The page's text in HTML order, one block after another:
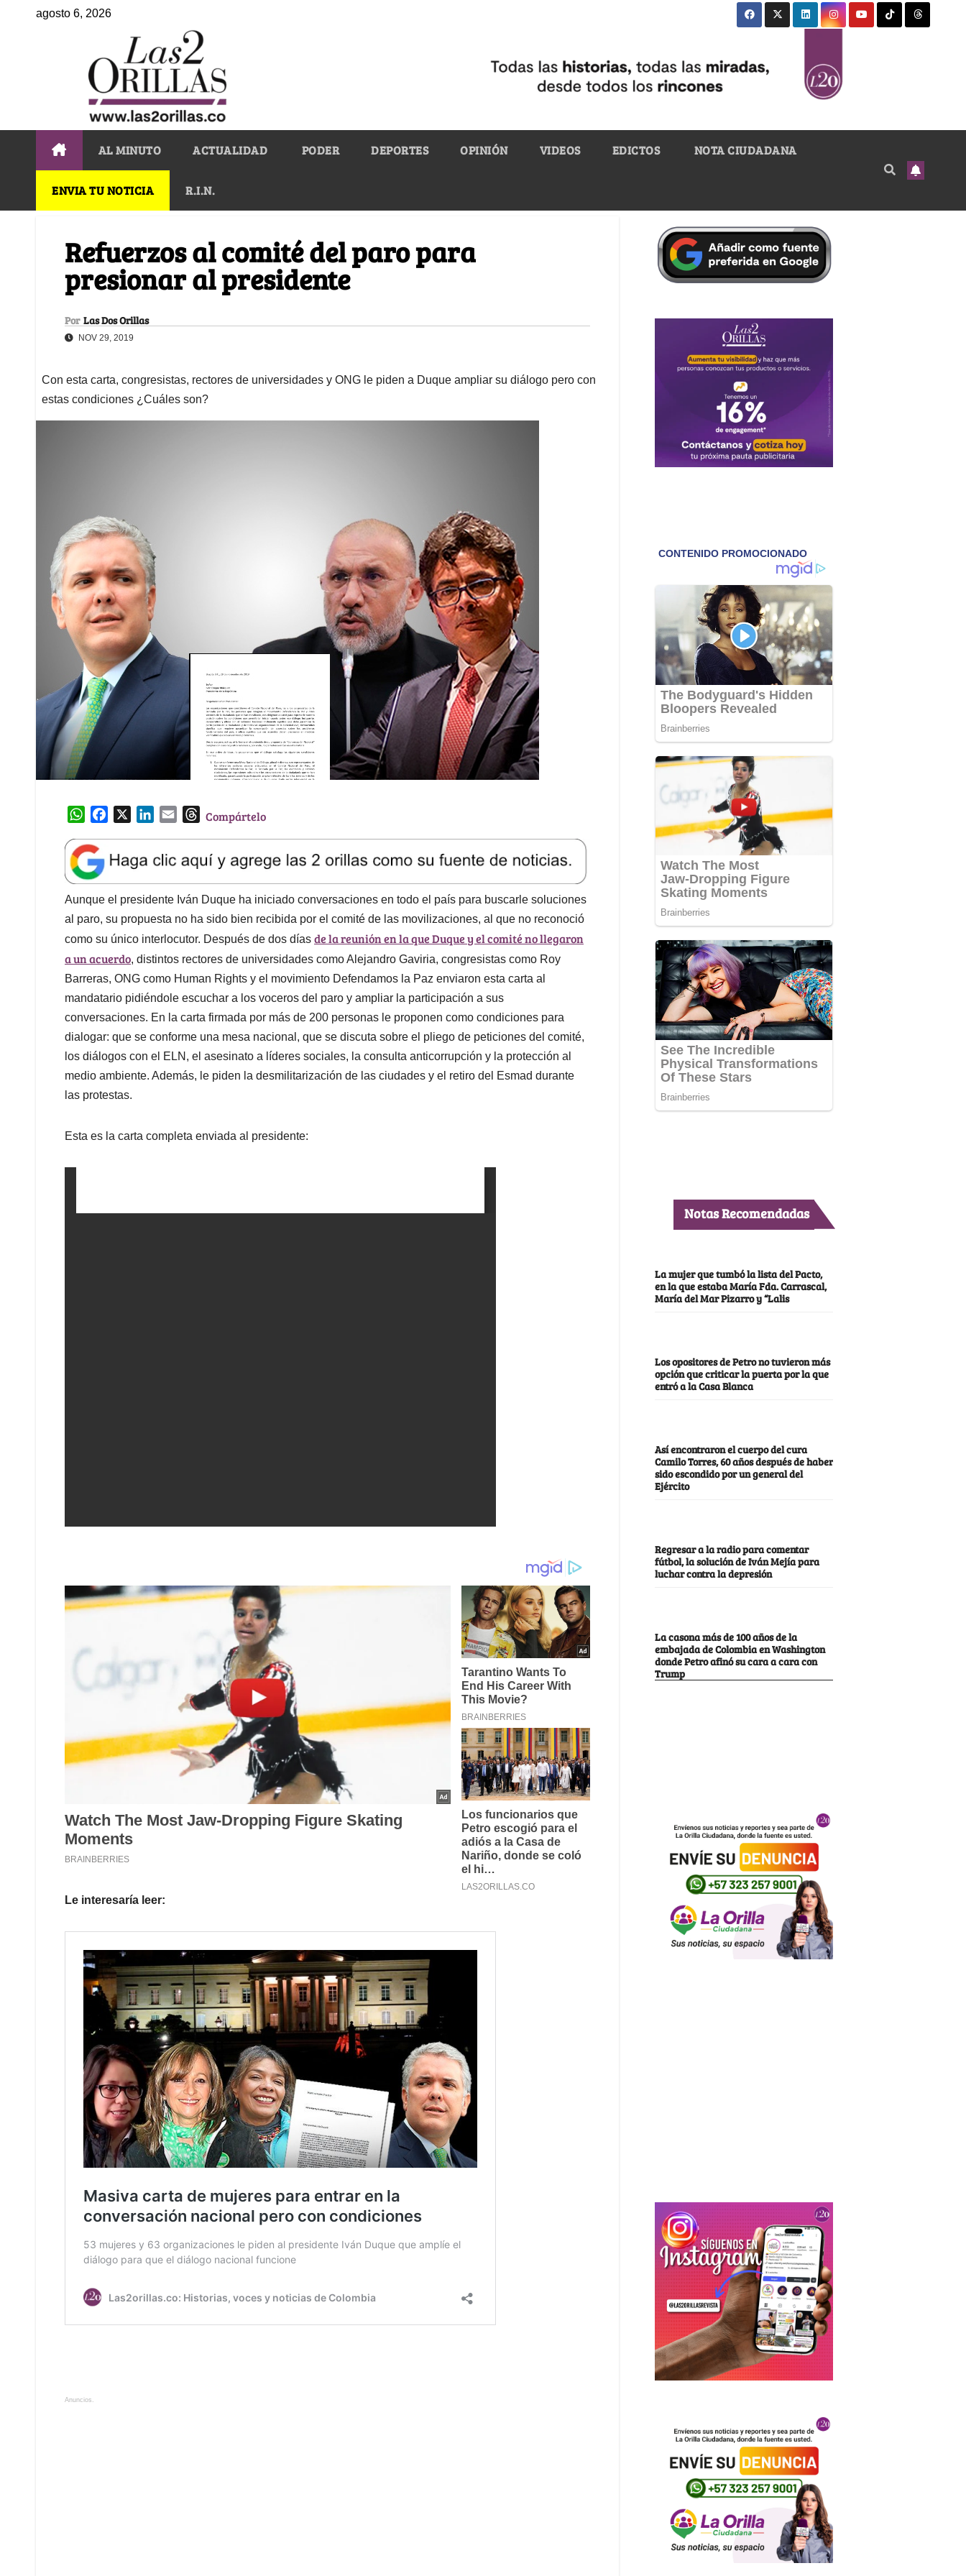
agosto 6, 2026
AL MINUTO ACTUALIDAD PODER DEPORTES OPINIÓN VIDEOS EDICTOS NOTA CIUDADANA
ENVIA TU NOTICIA R.I.N.
Refuerzos al comité del paro para
presionar al presidente
Por Las Dos Orillas
NOV 29, 2019
Con esta carta, congresistas, rectores de universidades y ONG le piden a Duque ampliar su diálogo pero con
estas condiciones ¿Cuáles son?
W
a
t
s
A
p
p
e
b
o
o
k
k
e
d
I
n
l
T
e
a
d
s
Compártelo
Aunque el presidente Iván Duque ha iniciado conversaciones en todo el país para buscarle soluciones
al paro, su propuesta no ha sido bien recibida por el comité de las movilizaciones, al que no reconoció
como su único interlocutor. Después de dos días de la reunión en la que Duque y el comité no llegaron
a un acuerdo, distintos rectores de universidades como Alejandro Gaviria, congresistas como Roy
Barreras, ONG como Human Rights y el movimiento Defendamos la Paz enviaron esta carta al
mandatario pidiéndole escuchar a los voceros del paro y ampliar la participación a sus
conversaciones. En la carta firmada por más de 200 personas le proponen como condiciones para
dialogar: que se conforme una mesa nacional, que se discuta sobre el pliego de peticiones del comité,
los diálogos con el ELN, el asesinato a líderes sociales, la consulta anticorrupción y la protección al
medio ambiente. Además, le piden la desmilitarización de las ciudades y el retiro del Esmad durante
las protestas.
Esta es la carta completa enviada al presidente:
Le interesaría leer:
Anuncios.
Notas Recomendadas
La mujer que tumbó la lista del Pacto,
en la que estaba María Fda. Carrascal,
María del Mar Pizarro y “Lalis
Los opositores de Petro no tuvieron más
opción que criticar la puerta por la que
entró a la Casa Blanca
Así encontraron el cuerpo del cura
Camilo Torres, 60 años después de haber
sido escondido por un general del
Ejército
Regresar a la radio para comentar
fútbol, la solución de Iván Mejía para
luchar contra la depresión
La casona más de 100 años de la
embajada de Colombia en Washington
donde Petro afinó su cara a cara con
Trump